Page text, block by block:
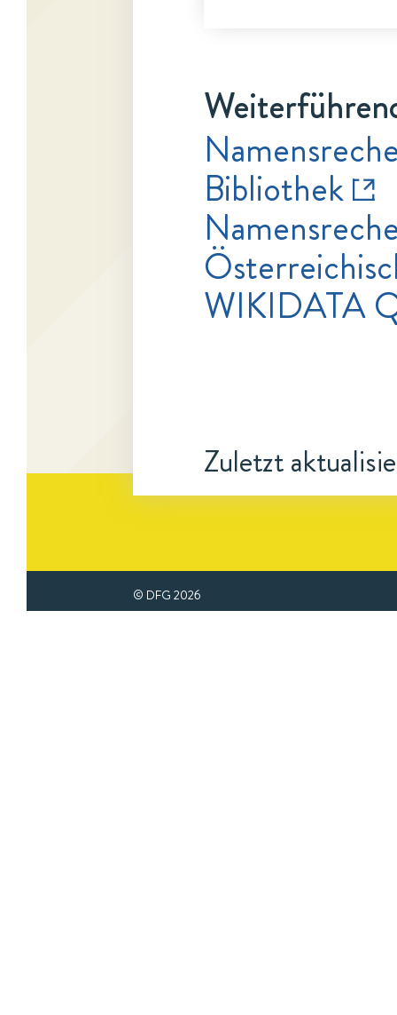
Bibliothek
WIKIDATA
Zuletzt
© DFG 2026